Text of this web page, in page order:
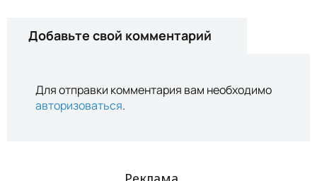
Добавьте свой комментарий
Для отправки комментария вам необходимо
авторизоваться.